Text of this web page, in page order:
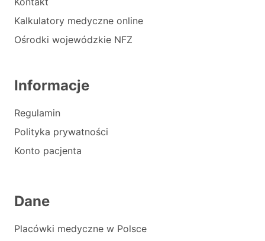
Kalkulatory medyczne online
Ośrodki wojewódzkie NFZ
Informacje
Regulamin
Polityka prywatności
Konto pacjenta
Dane
Placówki medyczne w Polsce